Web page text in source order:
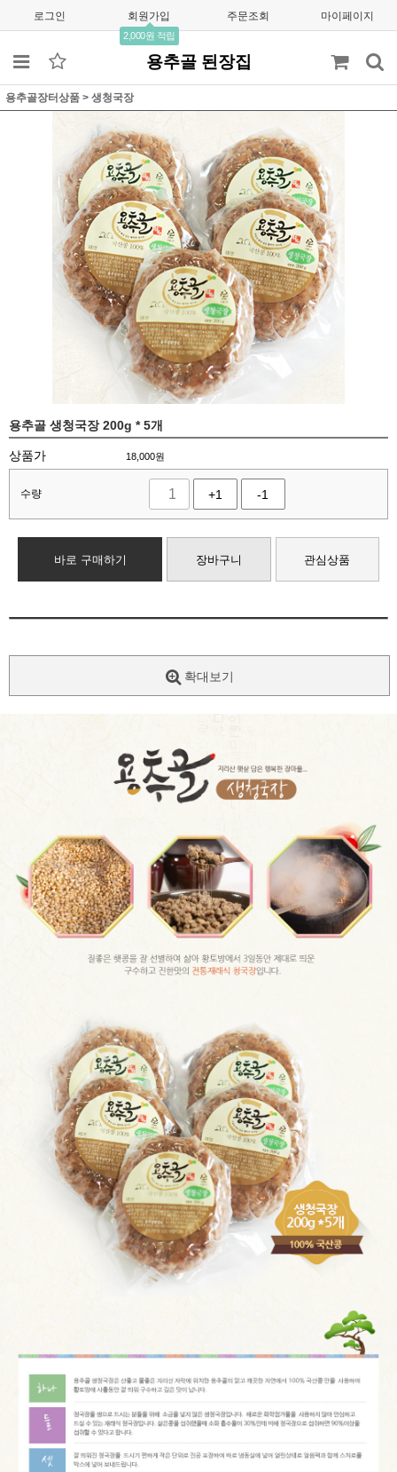
로그인 회원가입
2,000원 적립
주문조회 마이페이지
용추골 된장집
용추골장터상품 > 생청국장
용추골 생청국장 200g * 5개
상품가 18,000원
수량 +1 -1
바로 구매하기 장바구니 관심상품
확대보기